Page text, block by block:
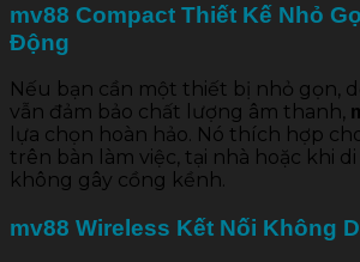
mv88 Compact Thiết Kế Nhỏ
Động
Nếu bạn cần một thiết bị nhỏ gọn,
vẫn đảm bảo chất lượng âm thanh,
lựa chọn hoàn hảo. Nó thích hợp
trên bàn làm việc, tại nhà hoặc khi
không gây cồng kềnh.
mv88 Wireless Kết Nối Không